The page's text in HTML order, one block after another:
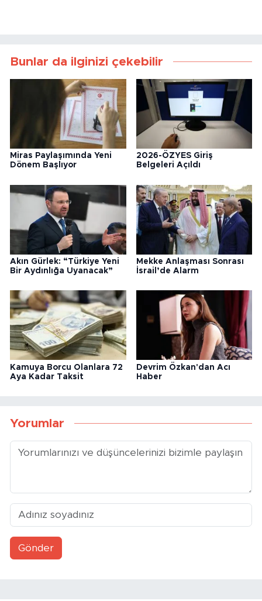
Bunlar da ilginizi çekebilir
Miras Paylaşımında Yeni
Dönem Başlıyor
2026-ÖZYES Giriş
Belgeleri Açıldı
Akın Gürlek: “Türkiye Yeni
Bir Aydınlığa Uyanacak”
Mekke Anlaşması Sonrası
İsrail’de Alarm
Kamuya Borcu Olanlara 72
Aya Kadar Taksit
Devrim Özkan'dan Acı
Haber
Yorumlar
Gönder